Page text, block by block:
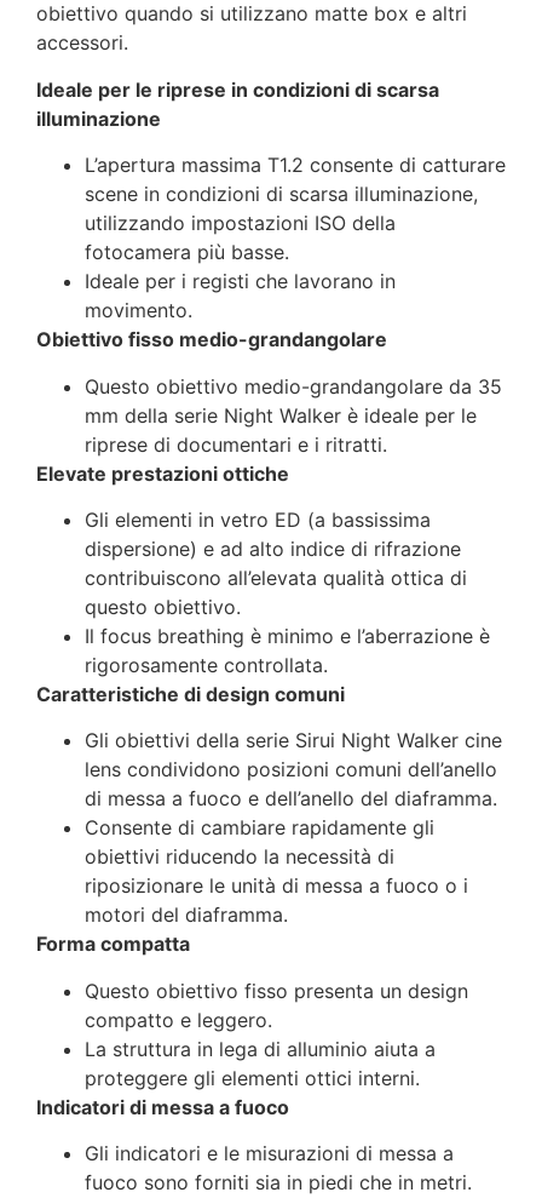
obiettivo quando si utilizzano matte box e altri
accessori.
Ideale per le riprese in condizioni di scarsa
illuminazione
L’apertura massima T1.2 consente di catturare
scene in condizioni di scarsa illuminazione,
utilizzando impostazioni ISO della
fotocamera più basse.
Ideale per i registi che lavorano in
movimento.
Obiettivo fisso medio-grandangolare
Questo obiettivo medio-grandangolare da 35
mm della serie Night Walker è ideale per le
riprese di documentari e i ritratti.
Elevate prestazioni ottiche
Gli elementi in vetro ED (a bassissima
dispersione) e ad alto indice di rifrazione
contribuiscono all’elevata qualità ottica di
questo obiettivo.
Il focus breathing è minimo e l’aberrazione è
rigorosamente controllata.
Caratteristiche di design comuni
Gli obiettivi della serie Sirui Night Walker cine
lens condividono posizioni comuni dell’anello
di messa a fuoco e dell’anello del diaframma.
Consente di cambiare rapidamente gli
obiettivi riducendo la necessità di
riposizionare le unità di messa a fuoco o i
motori del diaframma.
Forma compatta
Questo obiettivo fisso presenta un design
compatto e leggero.
La struttura in lega di alluminio aiuta a
proteggere gli elementi ottici interni.
Indicatori di messa a fuoco
Gli indicatori e le misurazioni di messa a
fuoco sono forniti sia in piedi che in metri.